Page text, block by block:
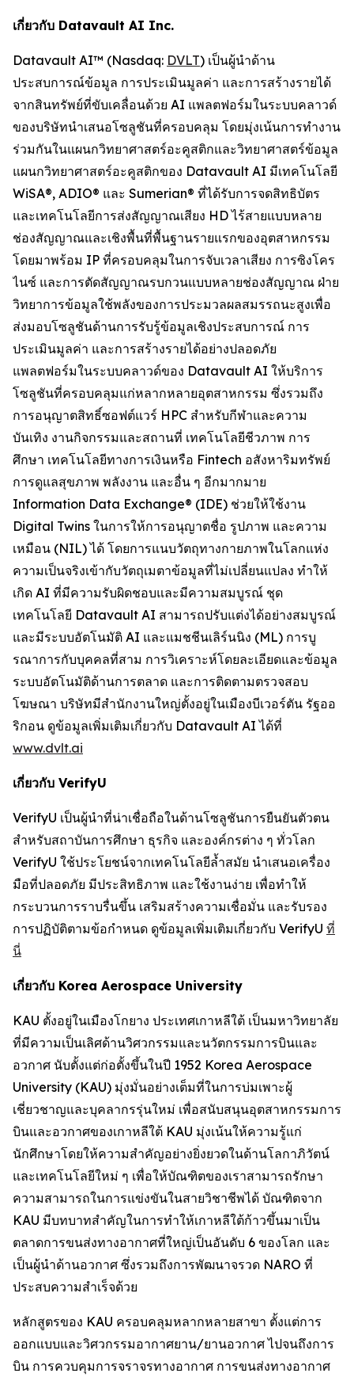
เกี่ยวกับ Datavault AI Inc.
Datavault AI™ (Nasdaq: DVLT) เป็นผู้นำด้าน
ประสบการณ์ข้อมูล การประเมินมูลค่า และการสร้างรายได้
จากสินทรัพย์ที่ขับเคลื่อนด้วย AI แพลตฟอร์มในระบบคลาวด์
ของบริษัทนำเสนอโซลูชันที่ครอบคลุม โดยมุ่งเน้นการทำงาน
ร่วมกันในแผนกวิทยาศาสตร์อะคูสติกและวิทยาศาสตร์ข้อมูล
แผนกวิทยาศาสตร์อะคูสติกของ Datavault AI มีเทคโนโลยี
WiSA®, ADIO® และ Sumerian® ที่ได้รับการจดสิทธิบัตร
และเทคโนโลยีการส่งสัญญาณเสียง HD ไร้สายแบบหลาย
ช่องสัญญาณและเชิงพื้นที่พื้นฐานรายแรกของอุตสาหกรรม
โดยมาพร้อม IP ที่ครอบคลุมในการจับเวลาเสียง การซิงโคร
ไนซ์ และการตัดสัญญาณรบกวนแบบหลายช่องสัญญาณ ฝ่าย
วิทยาการข้อมูลใช้พลังของการประมวลผลสมรรถนะสูงเพื่อ
ส่งมอบโซลูชันด้านการรับรู้ข้อมูลเชิงประสบการณ์ การ
ประเมินมูลค่า และการสร้างรายได้อย่างปลอดภัย
แพลตฟอร์มในระบบคลาวด์ของ Datavault AI ให้บริการ
โซลูชันที่ครอบคลุมแก่หลากหลายอุตสาหกรรม ซึ่งรวมถึง
การอนุญาตสิทธิ์ซอฟต์แวร์ HPC สำหรับกีฬาและความ
บันเทิง งานกิจกรรมและสถานที่ เทคโนโลยีชีวภาพ การ
ศึกษา เทคโนโลยีทางการเงินหรือ Fintech อสังหาริมทรัพย์
การดูแลสุขภาพ พลังงาน และอื่น ๆ อีกมากมาย
Information Data Exchange® (IDE) ช่วยให้ใช้งาน
Digital Twins ในการให้การอนุญาตชื่อ รูปภาพ และความ
เหมือน (NIL) ได้ โดยการแนบวัตถุทางกายภาพในโลกแห่ง
ความเป็นจริงเข้ากับวัตถุเมตาข้อมูลที่ไม่เปลี่ยนแปลง ทำให้
เกิด AI ที่มีความรับผิดชอบและมีความสมบูรณ์ ชุด
เทคโนโลยี Datavault AI สามารถปรับแต่งได้อย่างสมบูรณ์
และมีระบบอัตโนมัติ AI และแมชชีนเลิร์นนิง (ML) การบู
รณาการกับบุคคลที่สาม การวิเคราะห์โดยละเอียดและข้อมูล
ระบบอัตโนมัติด้านการตลาด และการติดตามตรวจสอบ
โฆษณา บริษัทมีสำนักงานใหญ่ตั้งอยู่ในเมืองบีเวอร์ตัน รัฐออ
ริกอน ดูข้อมูลเพิ่มเติมเกี่ยวกับ Datavault AI ได้ที่
www.dvlt.ai
เกี่ยวกับ VerifyU
VerifyU เป็นผู้นำที่น่าเชื่อถือในด้านโซลูชันการยืนยันตัวตน
สำหรับสถาบันการศึกษา ธุรกิจ และองค์กรต่าง ๆ ทั่วโลก
VerifyU ใช้ประโยชน์จากเทคโนโลยีล้ำสมัย นำเสนอเครื่อง
มือที่ปลอดภัย มีประสิทธิภาพ และใช้งานง่าย เพื่อทำให้
กระบวนการราบรื่นขึ้น เสริมสร้างความเชื่อมั่น และรับรอง
การปฏิบัติตามข้อกำหนด ดูข้อมูลเพิ่มเติมเกี่ยวกับ VerifyU ที่
นี่
เกี่ยวกับ Korea Aerospace University
KAU ตั้งอยู่ในเมืองโกยาง ประเทศเกาหลีใต้ เป็นมหาวิทยาลัย
ที่มีความเป็นเลิศด้านวิศวกรรมและนวัตกรรมการบินและ
อวกาศ นับตั้งแต่ก่อตั้งขึ้นในปี 1952 Korea Aerospace
University (KAU) มุ่งมั่นอย่างเต็มที่ในการบ่มเพาะผู้
เชี่ยวชาญและบุคลากรรุ่นใหม่ เพื่อสนับสนุนอุตสาหกรรมการ
บินและอวกาศของเกาหลีใต้ KAU มุ่งเน้นให้ความรู้แก่
นักศึกษาโดยให้ความสำคัญอย่างยิ่งยวดในด้านโลกาภิวัตน์
และเทคโนโลยีใหม่ ๆ เพื่อให้บัณฑิตของเราสามารถรักษา
ความสามารถในการแข่งขันในสายวิชาชีพได้ บัณฑิตจาก
KAU มีบทบาทสำคัญในการทำให้เกาหลีใต้ก้าวขึ้นมาเป็น
ตลาดการขนส่งทางอากาศที่ใหญ่เป็นอันดับ 6 ของโลก และ
เป็นผู้นำด้านอวกาศ ซึ่งรวมถึงการพัฒนาจรวด NARO ที่
ประสบความสำเร็จด้วย
หลักสูตรของ KAU ครอบคลุมหลากหลายสาขา ตั้งแต่การ
ออกแบบและวิศวกรรมอากาศยาน/ยานอวกาศ ไปจนถึงการ
บิน การควบคุมการจราจรทางอากาศ การขนส่งทางอากาศ